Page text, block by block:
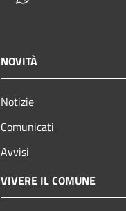
NOVITÀ
Notizie
Comunicati
Avvisi
VIVERE IL COMUNE